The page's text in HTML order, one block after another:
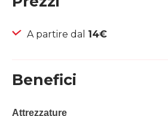
A partire dal 14€
Benefici
Attrezzature